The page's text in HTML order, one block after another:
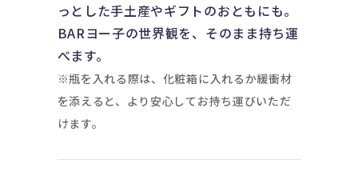
っとした手土産やギフトのおともにも。
BARヨー子の世界観を、そのまま持ち運
べます。
※瓶を入れる際は、化粧箱に入れるか緩衝材
を添えると、より安心してお持ち運びいただ
けます。